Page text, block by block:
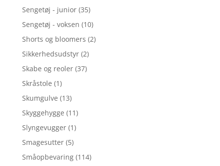
Sengetøj - junior (35)
Sengetøj - voksen (10)
Shorts og bloomers (2)
Sikkerhedsudstyr (2)
Skabe og reoler (37)
Skråstole (1)
Skumgulve (13)
Skyggehygge (11)
Slyngevugger (1)
Smagesutter (5)
Småopbevaring (114)